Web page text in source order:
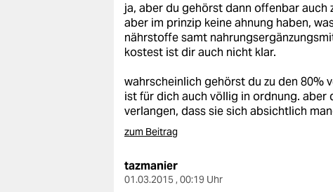
ja, aber du gehörst dann offenbar auch
aber im prinzip keine ahnung haben,
nährstoffe samt
kostest ist dir auch nicht klar.
wahrscheinlich gehörst du zu den 80%
ist für dich auch völlig in ordnung. aber
verlangen, dass sie sich absichtlich
zum Beitrag
tazmanier
01.03.2015 , 00:19 Uhr